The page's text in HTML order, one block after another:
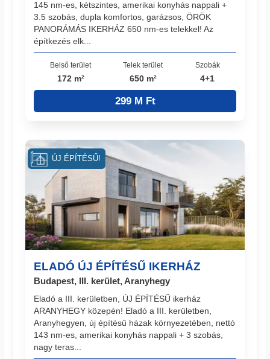
145 nm-es, kétszintes, amerikai konyhás nappali +
3.5 szobás, dupla komfortos, garázsos, ÖRÖK
PANORÁMÁS IKERHÁZ 650 nm-es telekkel! Az
építkezés elk...
Belső terület
172 m²
Telek terület
650 m²
Szobák
4+1
299 M Ft
ELADÓ ÚJ ÉPÍTÉSŰ IKERHÁZ
Budapest, III. kerület, Aranyhegy
Eladó a III. kerületben, ÚJ ÉPÍTÉSŰ ikerház
ARANYHEGY közepén! Eladó a III. kerületben,
Aranyhegyen, új építésű házak környezetében, nettó
143 nm-es, amerikai konyhás nappali + 3 szobás,
nagy teras...
ÚJ ÉPÍTÉSŰ!